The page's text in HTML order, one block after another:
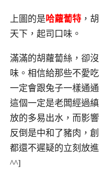
上圖的是哈蘿蔔特 ，
天下，起司口味。
滿滿的胡蘿蔔絲，卻
味。相信給那些不愛
一定會跟兔子一樣通
這個一定是老闆經過
放的多易出水，而影
反倒是中和了豬肉，
都還不遲疑的立刻放
^^]